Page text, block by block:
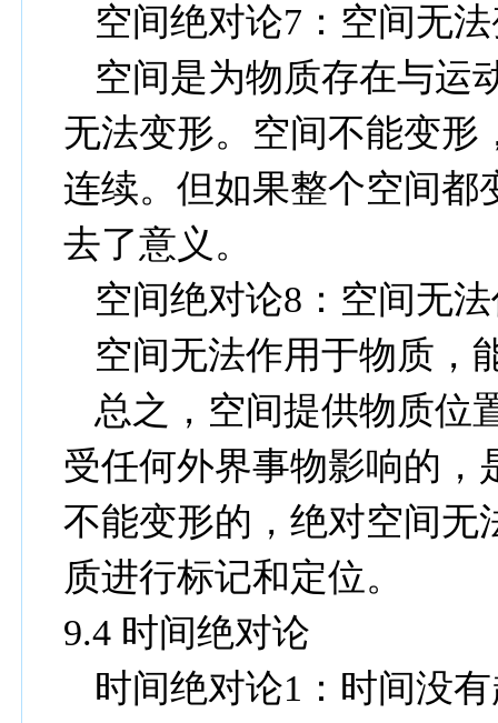
空间绝对论7 ：空间无
空间是为物质存在与运
无法变形。空间不能变形
连续。但如果整个空间都
去了意义。
空间绝对论8 ：空间无
空间无法作用于物质，
总之，空间提供物质位
受任何外界事物影响的，
不能变形的，绝对空间无
质进行标记和定位。
9.4 时间绝对论
时间绝对论1 ：时间没